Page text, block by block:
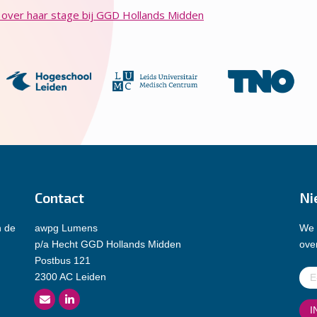
haar stage bij GGD Hollands Midden
de
Contact
awpg Lumens
p/a Hecht GGD Hollands Midden
Postbus 121
2300 AC Leiden
We
E-